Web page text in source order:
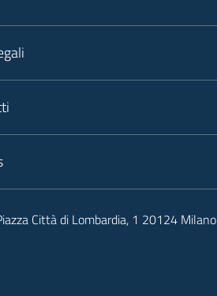
Città di Lombardia, 1 20124 Milano